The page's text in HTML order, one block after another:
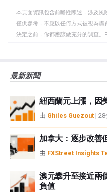
板
本頁面資訊包含前瞻性陳述，涉及風
僅供參考，不應以任何方式被視為購
決定之前，你都應該做充分的調查
觀點，並不代表FXStreet或其廣告商
如果文章正文中沒有明確提到，在撰
中都沒有頭寸，也沒有與文中提到的
者沒有收到撰寫這篇文章的報酬。
FXStreet和作者不提供個性化的建議
性不作任何陳述。FXStreet和作者將
或損害由此資訊及其顯示或使用引起
FXStreet並非註冊投資顧問，本文內
最新新聞
紐西蘭元上漲，因
由 Ghiles Guezout | 28
加拿大：逐步改善
由 FXStreet Insights
澳元攀升至接近兩
負值